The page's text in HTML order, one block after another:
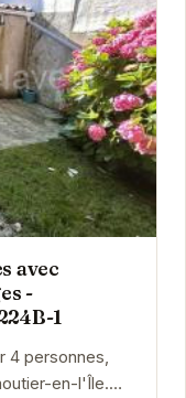
avec
-
1
4 personnes,
en-l'Île.